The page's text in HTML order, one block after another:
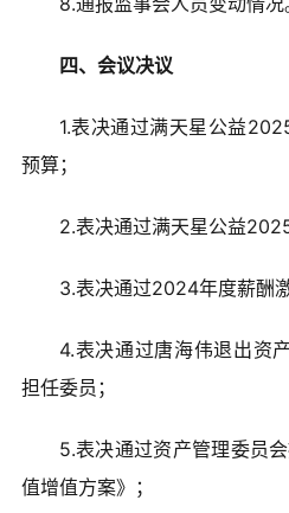
四、会议决议
1.表决通过满天星公益
预算；
2.表决通过满天星公益
3.表决通过2024年度薪酬
4.表决通过唐海伟退出资
担任委员；
5.表决通过资产管理委员
值增值方案》；